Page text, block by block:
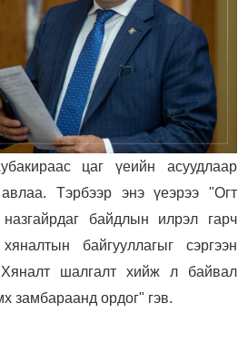
цаг үеийн асуудлаар
Тэрбээр энэ үеэрээ "Огт
байдлын илрэл гарч
байгууллагыг сэргээн
Хяналт шалгалт хийж л байвал
замбараанд ордог" гэв.